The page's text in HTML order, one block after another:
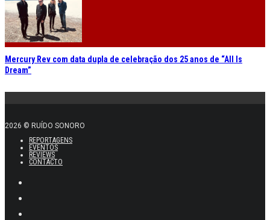
Mercury Rev com data dupla de celebração dos 25 anos de “All Is
Dream”
2026 © RUÍDO SONORO
REPORTAGENS
EVENTOS
REVIEWS
CONTACTO